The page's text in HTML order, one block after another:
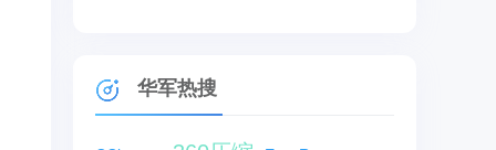
华军热搜